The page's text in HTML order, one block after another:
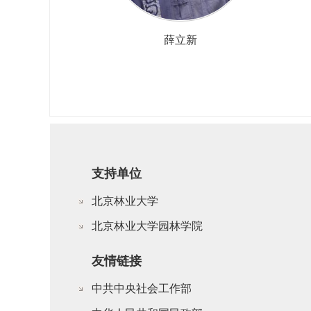
薛立新
支持单位
北京林业大学
北京林业大学园林学院
友情链接
中共中央社会工作部